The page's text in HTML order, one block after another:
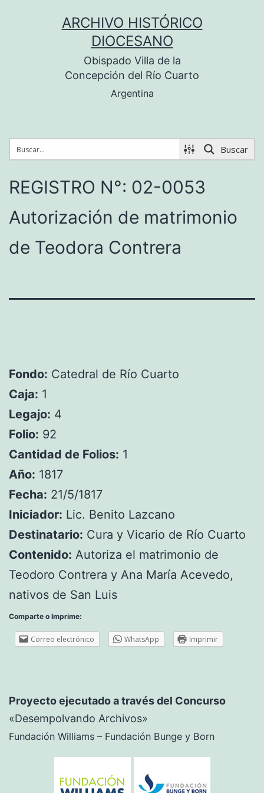
ARCHIVO HISTÓRICO
DIOCESANO
Obispado Villa de la
Concepción del Río Cuarto
Argentina
Buscar
REGISTRO N°: 02-0053
Autorización de matrimonio
de Teodora Contrera
Fondo: Catedral de Río Cuarto
Caja: 1
Legajo: 4
Folio: 92
Cantidad de Folios: 1
Año: 1817
Fecha: 21/5/1817
Iniciador: Lic. Benito Lazcano
Destinatario: Cura y Vicario de Río Cuarto
Contenido: Autoriza el matrimonio de
Teodoro Contrera y Ana María Acevedo,
nativos de San Luis
Comparte o Imprime:
Correo electrónico WhatsApp Imprimir
Proyecto ejecutado a través del Concurso
«Desempolvando Archivos»
Fundación Williams – Fundación Bunge y Born